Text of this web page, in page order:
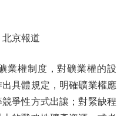
京報道
權制度，對礦業權的設
具體規定，明確礦業權應
爭性方式出讓；對緊缺程